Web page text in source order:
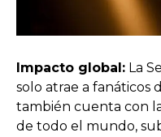
Impacto global: La
solo atrae a fanáticos
también cuenta con
de todo el mundo,